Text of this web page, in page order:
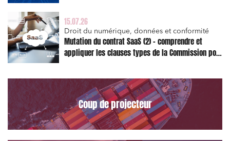
15.07.26
Droit du numérique, données et conformité
Mutation du contrat SaaS (2) – comprendre et
appliquer les clauses types de la Commission pour
Coup de projecteur